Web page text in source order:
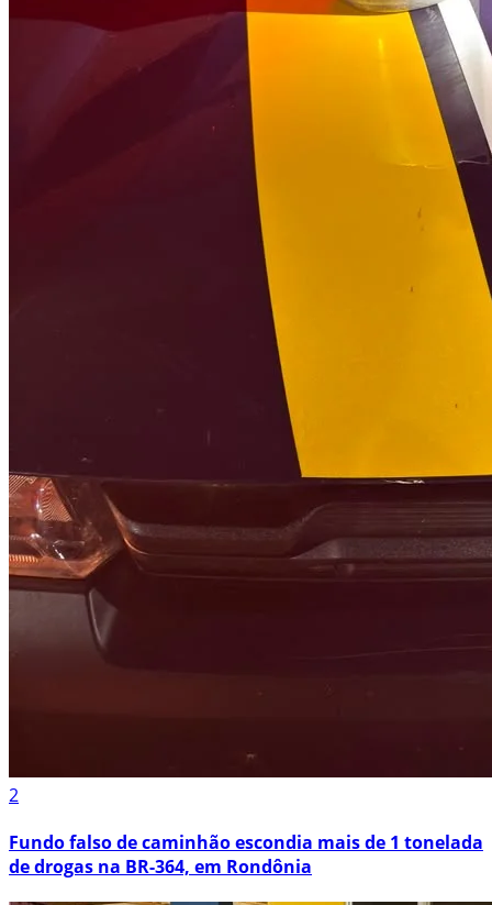
2
Fundo falso de caminhão escondia mais de 1 tonelada
de drogas na BR-364, em Rondônia